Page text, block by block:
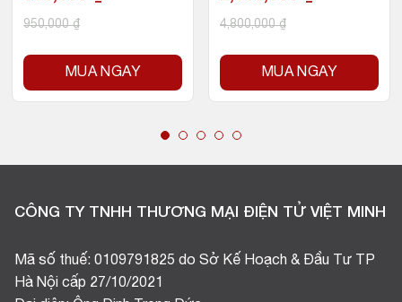
950,000₫
MUA NGAY
4,800,000₫
MUA NGAY
CÔNG TY TNHH THƯƠNG MẠI ĐIỆN TỬ VIỆT MINH
Mã số thuế: 0109791825 do Sở Kế Hoạch & Đầu Tư TP
Hà Nội cấp 27/10/2021